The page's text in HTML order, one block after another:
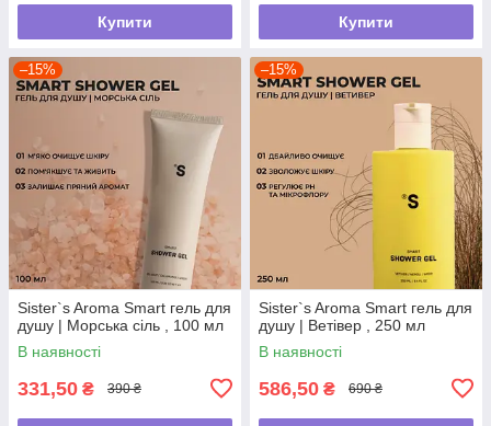
Купити Купити
–15%
Sister`s Aroma Smart гель для
душу | Морська сіль , 100 мл
В наявності
331,50 ₴ 390 ₴
–15%
Sister`s Aroma Smart гель для
душу | Ветівер , 250 мл
В наявності
586,50 ₴ 690 ₴